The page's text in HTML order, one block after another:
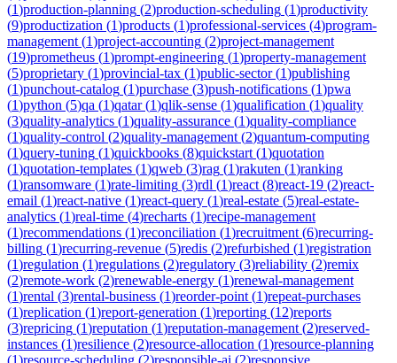
(1)production-planning (2)production-scheduling (1)productivity
(9)productization (1)products (1)professional-services (4)program-
management (1)project-accounting (2)project-management
(19)prometheus (1)prompt-engineering (1)property-management
(5)proprietary (1)provincial-tax (1)public-sector(1)publishing
(1)punchout-catalog (1)purchase (3)push-notifications (1)pwa
(1)python (5)qa (1)qatar(1)qlik-sense (1)qualification (1)quality
(3)quality-analytics (1)quality-assurance (1)quality-compliance
(1)quality-control (2)quality-management (2)quantum-computing
(1)query-tuning (1)quickbooks (8)quickstart (1)quotation
(1)quotation-templates (1)qweb (3)rag (1)rakuten (1)ranking
(1)ransomware (1)rate-limiting (3)rdl (1)react (8)react-19 (2)react-
email (1)react-native (1)react-query (1)real-estate (5)real-estate-
analytics (1)real-time (4)recharts (1)recipe-management
(1)recommendations (1)reconciliation (1)recruitment (6)recurring-
billing (1)recurring-revenue (5)redis (2)refurbished (1)registration
(1)regulation (1)regulations (2)regulatory (3)reliability (2)remix
(2)remote-work (2)renewable-energy (1)renewal-management
(1)rental (3)rental-business (1)reorder-point (1)repeat-purchases
(1)replication (1)report-generation (1)reporting (12)reports
(3)repricing (1)reputation (1)reputation-management (2)reserved-
instances (1)resilience (2)resource-allocation (1)resource-planning
(1)resource-scheduling (2)responsible-ai (2)responsive